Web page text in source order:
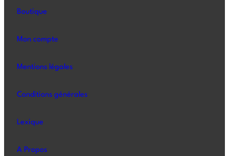
Boutique
Mon compte
Mentions légales
Conditions générales
Lexique
A Propos